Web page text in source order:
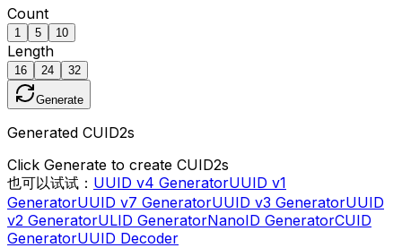
Count
1 5 10
Length
16 24 32
Generate
Generated CUID2s
Click Generate to create CUID2s
也可以试试： UUID v4 GeneratorUUID v1
GeneratorUUID v7 GeneratorUUID v3 GeneratorUUID
v2 GeneratorULID GeneratorNanoID GeneratorCUID
GeneratorUUID Decoder